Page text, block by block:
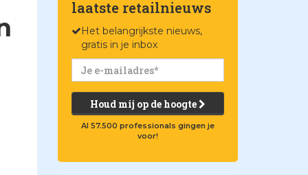
laatste retailnieuws
Het belangrijkste nieuws,
gratis in je inbox
Houd mij op de hoogte
Al 57.500 professionals gingen je
voor!